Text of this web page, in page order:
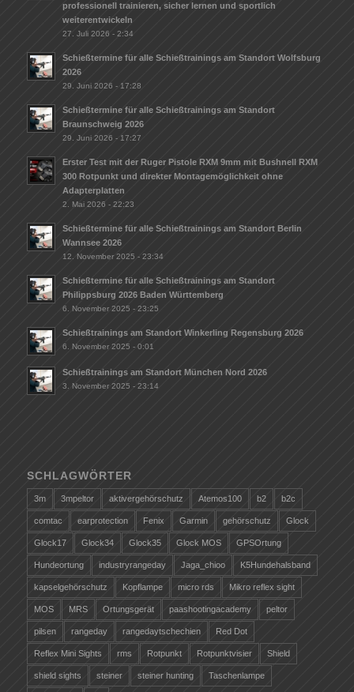
professionell trainieren, sicher lernen und sportlich
weiterentwickeln
27. Juli 2026 - 2:34
Schießtermine für alle Schießtrainings am Standort Wolfsburg
2026
29. Juni 2026 - 17:28
Schießtermine für alle Schießtrainings am Standort
Braunschweig 2026
29. Juni 2026 - 17:27
Erster Test mit der Ruger Pistole RXM 9mm mit Bushnell RXM
300 Rotpunkt und direkter Montagemöglichkeit ohne
Adapterplatten
2. Mai 2026 - 22:23
Schießtermine für alle Schießtrainings am Standort Berlin
Wannsee 2026
12. November 2025 - 23:34
Schießtermine für alle Schießtrainings am Standort
Philippsburg 2026 Baden Württemberg
6. November 2025 - 23:25
Schießtrainings am Standort Winkerling Regensburg 2026
6. November 2025 - 0:01
Schießtrainings am Standort München Nord 2026
3. November 2025 - 23:14
SCHLAGWÖRTER
3m 3mpeltor aktivergehörschutz Atemos100 b2 b2c
comtac earprotection Fenix Garmin gehörschutz Glock
Glock17 Glock34 Glock35 Glock MOS GPSOrtung
Hundeortung industryrangeday Jaga_chioo K5Hundehalsband
kapselgehörschutz Kopflampe micro rds Mikro reflex sight
MOS MRS Ortungsgerät paashootingacademy peltor
pilsen rangeday rangedaytschechien Red Dot
Reflex Mini Sights rms Rotpunkt Rotpunktvisier Shield
shield sights steiner steiner hunting Taschenlampe